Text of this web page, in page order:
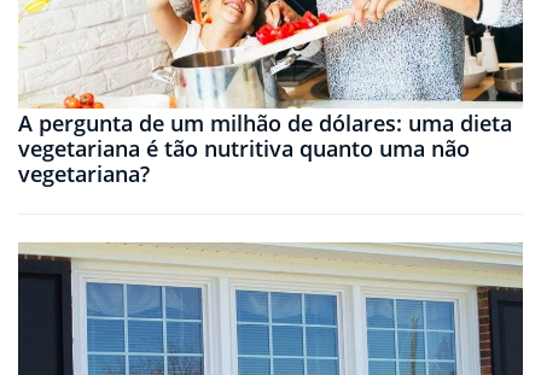
A pergunta de um milhão de dólares: uma dieta
vegetariana é tão nutritiva quanto uma não
vegetariana?